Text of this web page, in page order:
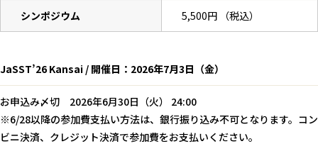
シンポジウム 5,500円 （税込）
JaSST’26 Kansai / 開催日：2026年7月3日（金）
お申込み〆切 2026年6月30日（火） 24:00
※6/28以降の参加費支払い方法は、銀行振り込み不可となります。コン
ビニ決済、クレジット決済で参加費をお支払いください。